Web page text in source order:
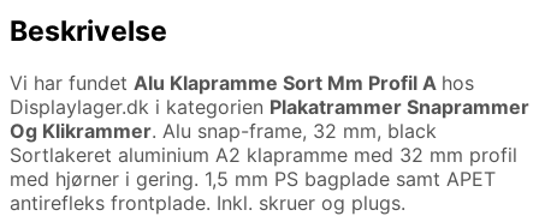
Beskrivelse
Vi har fundet Alu Klapramme Sort Mm Profil A hos
Displaylager.dk i kategorien Plakatrammer Snaprammer
Og Klikrammer. Alu snap-frame, 32 mm, black
Sortlakeret aluminium A2 klapramme med 32 mm profil
med hjørner i gering. 1,5 mm PS bagplade samt APET
antirefleks frontplade. Inkl. skruer og plugs.